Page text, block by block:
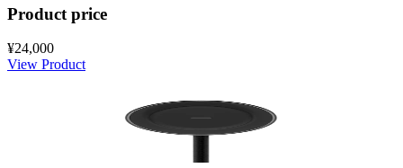
Product price
¥24,000
View Product